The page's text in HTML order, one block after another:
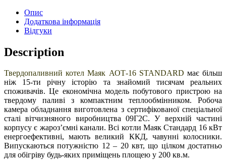
Опис
Додаткова інформація
Відгуки
Description
Твердопаливний котел Маяк АОТ-16 STANDARD має більш
ніж 15-ти річну історію та знайомий тисячам реальних
споживачів. Це економічна модель побутового пристрою на
твердому паливі з компактним теплообмінником. Робоча
камера обладнання виготовлена з сертифікованої спеціальної
сталі вітчизняного виробництва 09Г2С. У верхній частині
корпусу є жароз’ємні канали. Всі котли Маяк Стандард 16 кВт
енергоефективні, мають великий ККД, чавунні колосники.
Випускаються потужністю 12 – 20 квт, що цілком достатньо
для обігріву будь-яких приміщень площею у 200 кв.м.